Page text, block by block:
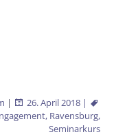
| 26. April 2018 |
, Ravensburg,
Seminarkurs